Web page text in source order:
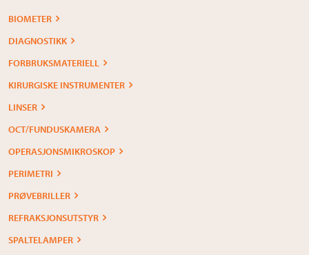
BIOMETER
DIAGNOSTIKK
FORBRUKSMATERIELL
KIRURGISKE INSTRUMENTER
LINSER
OCT/FUNDUSKAMERA
OPERASJONSMIKROSKOP
PERIMETRI
PRØVEBRILLER
REFRAKSJONSUTSTYR
SPALTELAMPER